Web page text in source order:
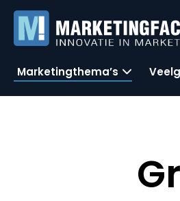
Marketingthema’s